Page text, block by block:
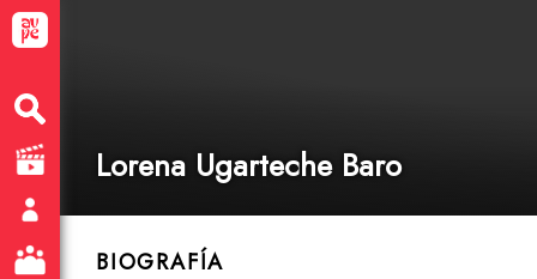
Lorena Ugarteche Baro
BIOGRAFÍA